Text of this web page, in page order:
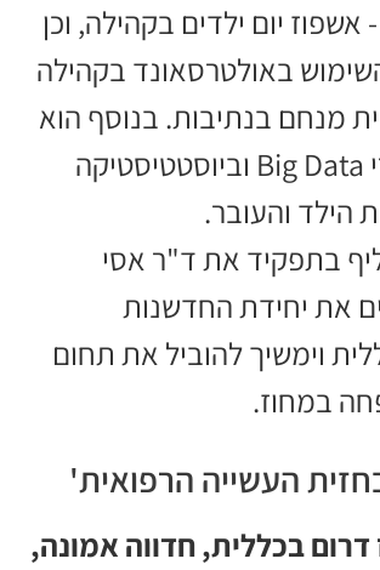
יום ילדים בקהילה, וכן
באולטרסאונד בקהילה
מנחם בנתיבות. בנוסף הוא
עוסק במחקרי Big Data וביוסטטיסטיקה
הילד והעובר.
בתפקיד את ד"ר אסי
את יחידת החדשנות
וימשיך להוביל את תחום
במחוז.
העשייה הרפואית'
בכללית, חדווה אמונה,